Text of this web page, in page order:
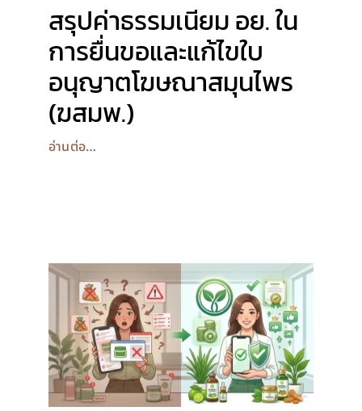
สรุปค่าธรรมเนียม อย. ใน
การยื่นขอและแก้ไขใบ
อนุญาตโฆษณาสมุนไพร
(ฆสมพ.)
อ่านต่อ…